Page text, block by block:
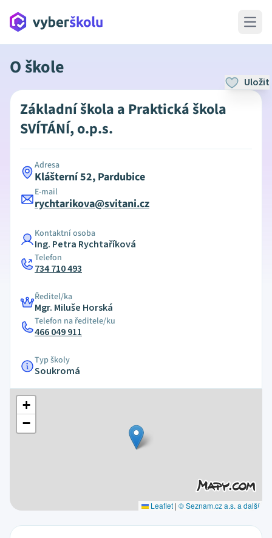
Open
O škole
Uložit
Základní škola a Praktická škola
SVÍTÁNÍ, o.p.s.
Adresa
Klášterní 52, Pardubice
E-mail
rychtarikova@svitani.cz
Kontaktní osoba
Ing. Petra Rychtaříková
Telefon
734 710 493
Ředitel/ka
Mgr. Miluše Horská
Telefon na ředitele/ku
466 049 911
Typ školy
Soukromá
+
−
Leaflet | © Seznam.cz a.s. a další